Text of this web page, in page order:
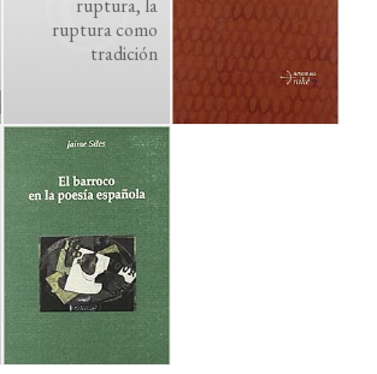
ruptura, la
ruptura como
tradición